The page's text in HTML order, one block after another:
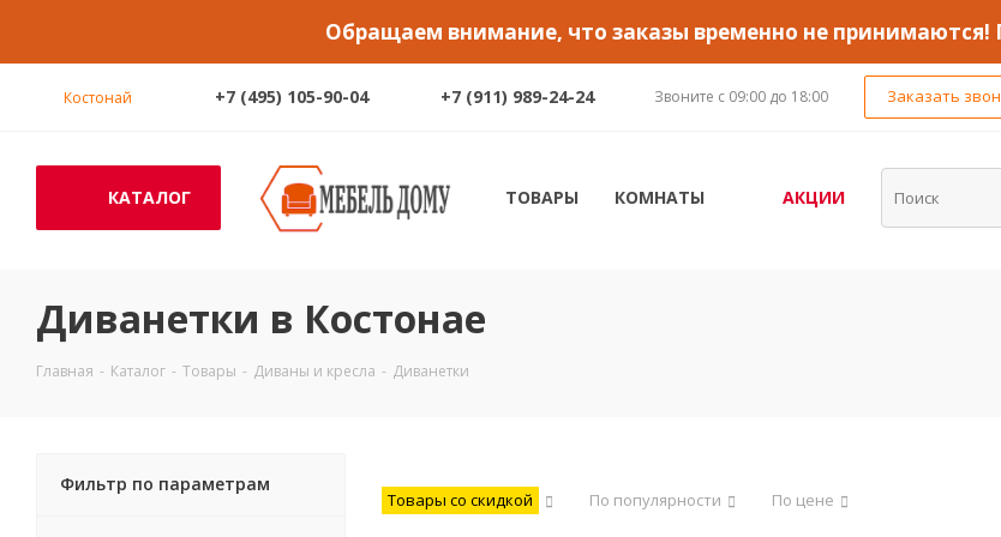
Обращаем внимание, что заказы временно не принимаются!
Костонай +7 (495) 105-90-04 +7 (911) 989-24-24 Звоните с 09:00 до 18:00 Заказать
КАТАЛОГ ТОВАРЫ КОМНАТЫ АКЦИИ
Диванетки в Костонае
Главная - Каталог - Товары - Диваны и кресла - Диванетки
Товары со скидкой По популярности По цене
Фильтр по параметрам